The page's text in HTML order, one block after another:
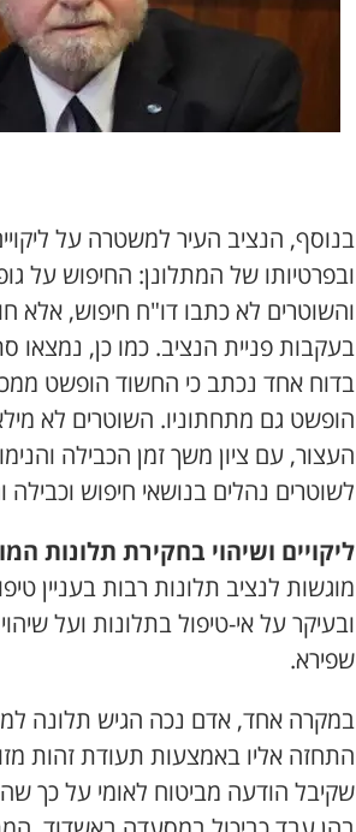
בנוסף, הנציב העיר למשטרה על
ובפרטיותו של המתלונן: החיפוש על
והשוטרים לא כתבו דו"ח חיפוש, אלא
בעקבות פניית הנציב. כמו כן, נמצאו
בדוח אחד נכתב כי החשוד הופשט
הופשט גם מתחתוניו. השוטרים לא
העצור, עם ציון משך זמן הכבילה
לשוטרים נהלים בנושאי חיפוש וכבילה
ליקויים ושיהוי בחקירת תלונות
מוגשות לנציב תלונות רבות בעניין
ובעיקר על אי-טיפול בתלונות ועל
שפירא.
במקרה אחד, אדם נכה הגיש תלונה
התחזה אליו באמצעות תעודת זהות
שקיבל הודעה מביטוח לאומי על כך